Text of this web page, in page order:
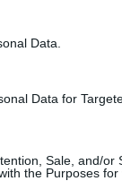
Data.
Data for
Sale, and/or
the Purposes for
pagreitis